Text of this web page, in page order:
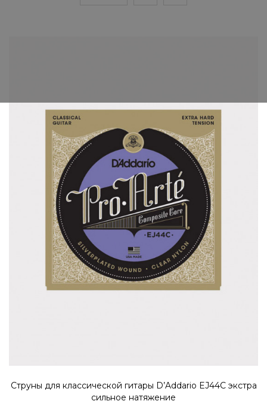
Струны для классической гитары D’Addario EJ44C экстра
сильное натяжение